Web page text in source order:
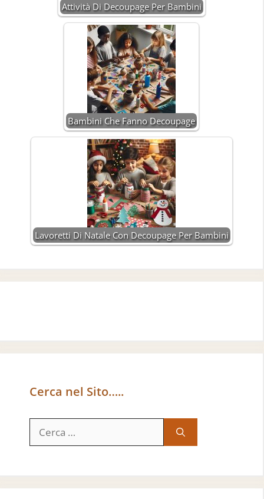
Attività Di Decoupage Per Bambini
Bambini Che Fanno Decoupage
Lavoretti Di Natale Con Decoupage Per Bambini
Cerca nel Sito…..
per: